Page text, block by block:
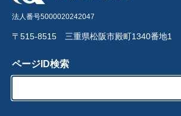
法人番号5000020242047
〒515-8515 三重県松阪市殿町1340番地1
ページID検索